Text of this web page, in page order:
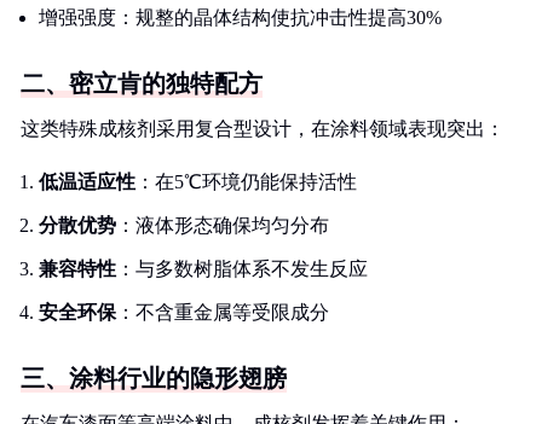
增强强度：规整的晶体结构使抗冲击性提高30%
二、密立肯的独特配方
这类特殊成核剂采用复合型设计，在涂料领域表现突出：
低温适应性 ：在5℃环境仍能保持活性
分散优势 ：液体形态确保均匀分布
兼容特性 ：与多数树脂体系不发生反应
安全环保 ：不含重金属等受限成分
三、涂料行业的隐形翅膀